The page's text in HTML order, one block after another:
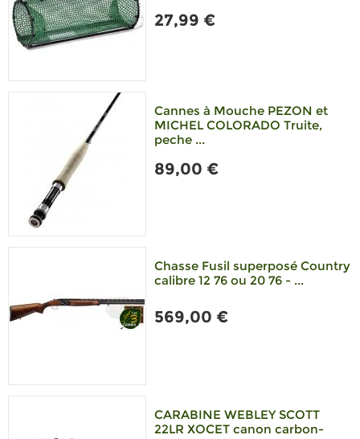
27,99 €
Cannes à Mouche PEZON et
MICHEL COLORADO Truite,
peche ...
89,00 €
Chasse Fusil superposé Country
calibre 12 76 ou 20 76 - ...
569,00 €
CARABINE WEBLEY SCOTT
22LR XOCET canon carbon-